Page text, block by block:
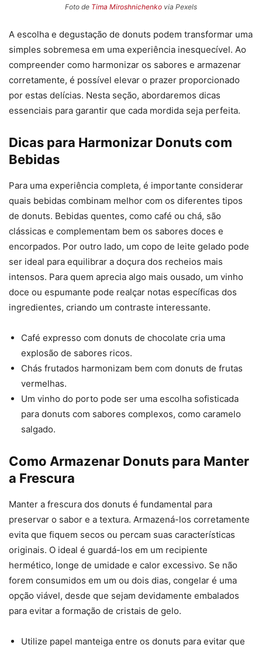
Foto de Tima Miroshnichenko via Pexels
A escolha e degustação de donuts podem transformar uma
simples sobremesa em uma experiência inesquecível. Ao
compreender como harmonizar os sabores e armazenar
corretamente, é possível elevar o prazer proporcionado
por estas delícias. Nesta seção, abordaremos dicas
essenciais para garantir que cada mordida seja perfeita.
Dicas para Harmonizar Donuts com
Bebidas
Para uma experiência completa, é importante considerar
quais bebidas combinam melhor com os diferentes tipos
de donuts. Bebidas quentes, como café ou chá, são
clássicas e complementam bem os sabores doces e
encorpados. Por outro lado, um copo de leite gelado pode
ser ideal para equilibrar a doçura dos recheios mais
intensos. Para quem aprecia algo mais ousado, um vinho
doce ou espumante pode realçar notas específicas dos
ingredientes, criando um contraste interessante.
Café expresso com donuts de chocolate cria uma
explosão de sabores ricos.
Chás frutados harmonizam bem com donuts de frutas
vermelhas.
Um vinho do porto pode ser uma escolha sofisticada
para donuts com sabores complexos, como caramelo
salgado.
Como Armazenar Donuts para Manter
a Frescura
Manter a frescura dos donuts é fundamental para
preservar o sabor e a textura. Armazená-los corretamente
evita que fiquem secos ou percam suas características
originais. O ideal é guardá-los em um recipiente
hermético, longe de umidade e calor excessivo. Se não
forem consumidos em um ou dois dias, congelar é uma
opção viável, desde que sejam devidamente embalados
para evitar a formação de cristais de gelo.
Utilize papel manteiga entre os donuts para evitar que